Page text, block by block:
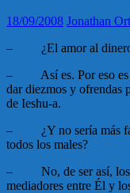
18/09/2008 Jonathan
–
¿El amor al
–
Así es. Por eso
dar diezmos y ofrendas
de Ieshu-a.
–
¿Y no sería más
todos los males?
–
No, de ser así,
mediadores entre Él y